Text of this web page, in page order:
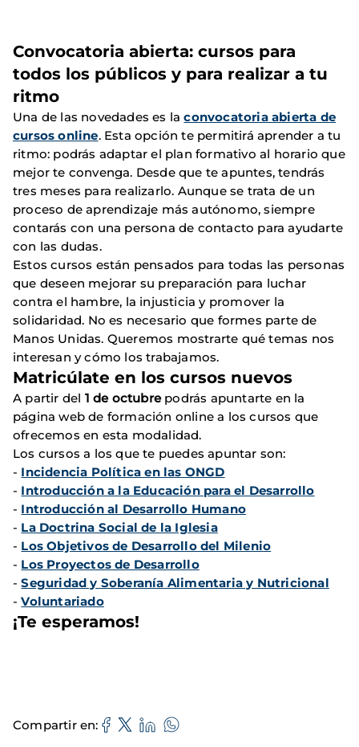
Convocatoria abierta: cursos para
todos los públicos y para realizar a tu
ritmo
Una de las novedades es laconvocatoria abierta de
cursos online. Esta opción te permitirá aprender a tu
ritmo: podrás adaptar el plan formativo al horario que
mejor te convenga. Desde que te apuntes, tendrás
tres meses para realizarlo. Aunque se trata de un
proceso de aprendizaje más autónomo, siempre
contarás con una persona de contacto para ayudarte
con las dudas.
Estos cursos están pensados para todas las personas
que deseen mejorar su preparación para luchar
contra el hambre, la injusticia y promover la
solidaridad. No es necesario que formes parte de
Manos Unidas. Queremos mostrarte qué temas nos
interesan y cómo los trabajamos.
Matricúlate en los cursos nuevos
A partir del 1 de octubrepodrás apuntarte en la
página web de formación online a los cursos que
ofrecemos en esta modalidad.
Los cursos a los que te puedes apuntar son:
- Incidencia Política en las ONGD
- Introducción a la Educación para el Desarrollo
- Introducción al Desarrollo Humano
- La Doctrina Social de la Iglesia
- Los Objetivos de Desarrollo del Milenio
- Los Proyectos de Desarrollo
-Seguridad y Soberanía Alimentaria y Nutricional
-Voluntariado
¡Te esperamos!
Compartir en